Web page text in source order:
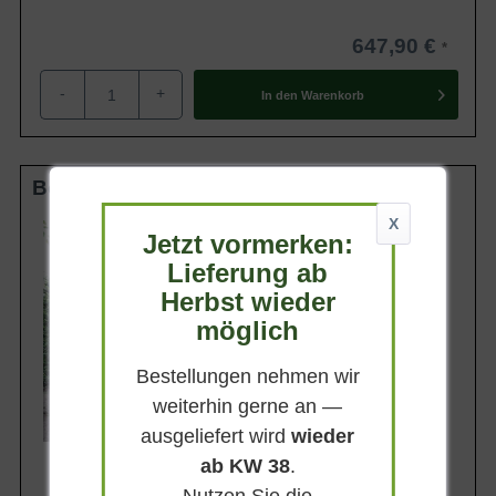
647,90 €
- + In den Warenkorb
Boden-Spalier 20-25 StU m. Db.
50 cm
Gesamthöhe
300 cm
Spalierhöhe
250 cm
Spalierbreite
160 cm
Lieferbar ab KW43
X
Jetzt vormerken:
Lieferung ab
Herbst wieder
möglich
Bestellungen nehmen wir
weiterhin gerne an —
ausgeliefert wirdwieder
ab KW 38.